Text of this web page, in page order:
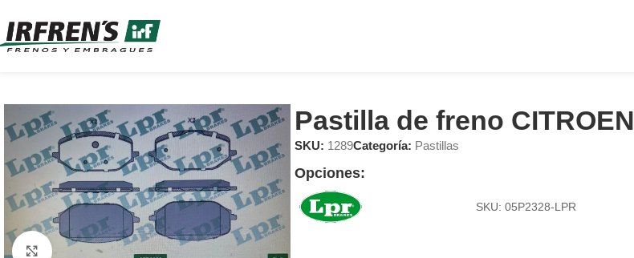
Clic para ampliar
Pastilla de freno CITROEN
SKU: 1289Categoría: Pastillas
Opciones:
SKU: 05P2328-LPR